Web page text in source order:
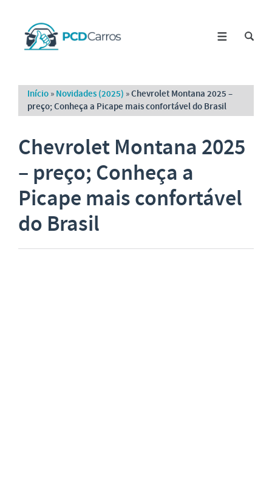
Início » Novidades (2025) »Chevrolet Montana 2025 –
preço; Conheça a Picape mais confortável do Brasil
Chevrolet Montana 2025
– preço; Conheça a
Picape mais confortável
do Brasil